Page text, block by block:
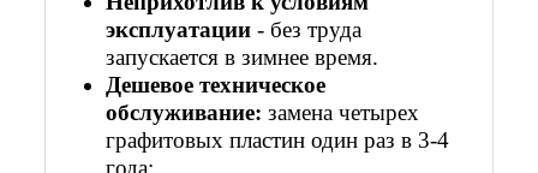
эксплуатации - без труда
запускается в зимнее время.
Дешевое техническое
обслуживание: замена четырех
графитовых пластин один раз в 3-4
года;